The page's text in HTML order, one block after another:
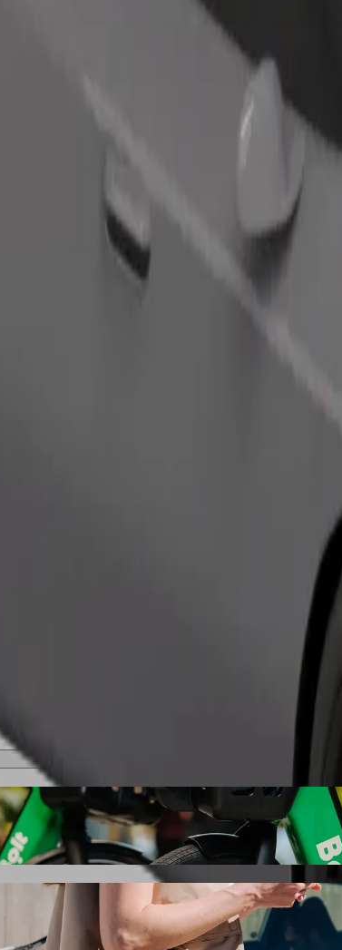
do Dövlət Dram Teatrı \
doporučujeme vám odvoz autem Bolt. S